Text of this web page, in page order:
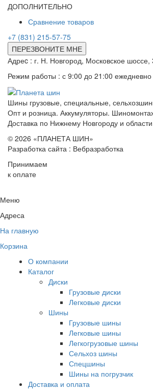
ДОПОЛНИТЕЛЬНО
Сравнение товаров
+7 (831) 215-57-75
ПЕРЕЗВОНИТЕ МНЕ
Адреc : г. Н. Новгород, Московское шоссе,
Режим работы : с 9:00 до 21:00 ежедневно
Шины грузовые, специальные,
Опт и розница. Аккумуляторы.
Доставка по Нижнему Новгороду и области
© 2026 «ПЛАНЕТА ШИН»
Разработка сайта : Вебразработка
Принимаем
к оплате
Меню
Адреса
На главную
Корзина
О компании
Каталог
Диски
Грузовые диски
Легковые диски
Шины
Грузовые шины
Легковые шины
Легкогрузовые шины
Сельхоз шины
Спецшины
Шины на погрузчик
Доставка и оплата